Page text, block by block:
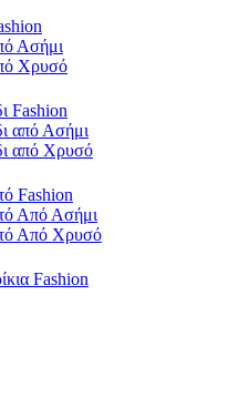
Ασήμι
Χρυσό
Fashion
από Ασήμι
από Χρυσό
Fashion
Από Ασήμι
Από Χρυσό
Fashion